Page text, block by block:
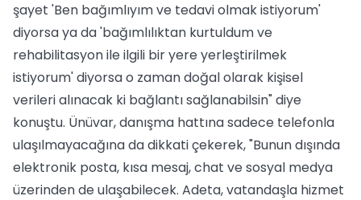
şayet 'Ben bağımlıyım ve tedavi olmak istiyorum'
diyorsa ya da 'bağımlılıktan kurtuldum ve
rehabilitasyon ile ilgili bir yere yerleştirilmek
istiyorum' diyorsa o zaman doğal olarak kişisel
verileri alınacak ki bağlantı sağlanabilsin" diye
konuştu. Ünüvar, danışma hattına sadece telefonla
ulaşılmayacağına da dikkati çekerek, "Bunun dışında
elektronik posta, kısa mesaj, chat ve sosyal medya
üzerinden de ulaşabilecek. Adeta, vatandaşla hizmet